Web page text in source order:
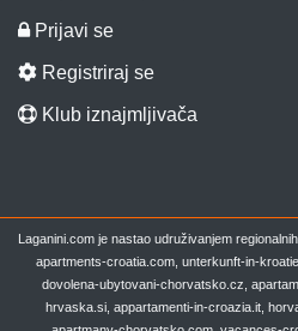
Prijavi se
Registriraj se
Klub iznajmljivača
Laganini.com je nastao udruživanjem
apartments-croatia.com, unterkunft-in-
dovolena-ubytovani-chorvatsko.cz,
hrvaska.si, appartamenti-in-croazia.it,